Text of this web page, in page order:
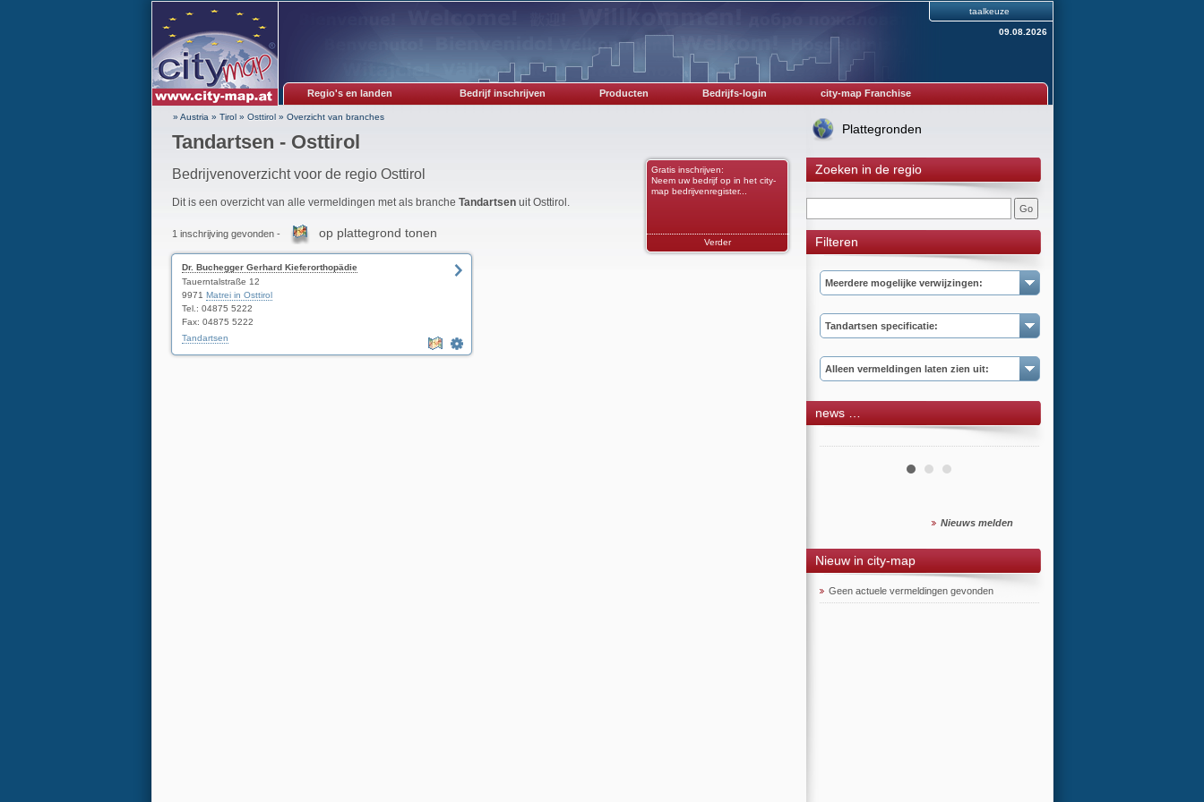
taalkeuze
09.08.2026
Regio's en landen Bedrijf inschrijven Producten Bedrijfs-login city-map Franchise
» Austria » Tirol» Osttirol» Overzicht van branches
Tandartsen - Osttirol
Bedrijvenoverzicht voor de regio Osttirol
Gratis inschrijven:
Neem uw bedrijf op in het city-
map bedrijvenregister...
Verder
Dit is een overzicht van alle vermeldingen met als branche Tandartsenuit Osttirol.
1 inschrijving gevonden - op plattegrond tonen
Dr. Buchegger Gerhard Kieferorthopädie
Tauerntalstraße 12
9971 Matrei in Osttirol
Tel.: 04875 5222
Fax: 04875 5222
Tandartsen
Plattegronden
Zoeken in de regio
Filteren
Meerdere mogelijke verwijzingen:
Tandartsen specificatie:
Alleen vermeldingen laten zien uit:
news …
Nieuws melden
Nieuw in city-map
Geen actuele vermeldingen gevonden